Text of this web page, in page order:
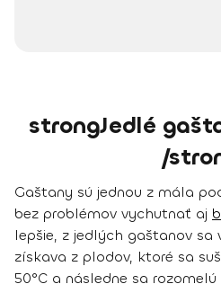
strongJedlé
/
Gaštany sú jednou z mála
bez problémov vychutnať aj
lepšie, z jedlých gaštanov sa
získava z plodov, ktoré sa
50°C a následne sa